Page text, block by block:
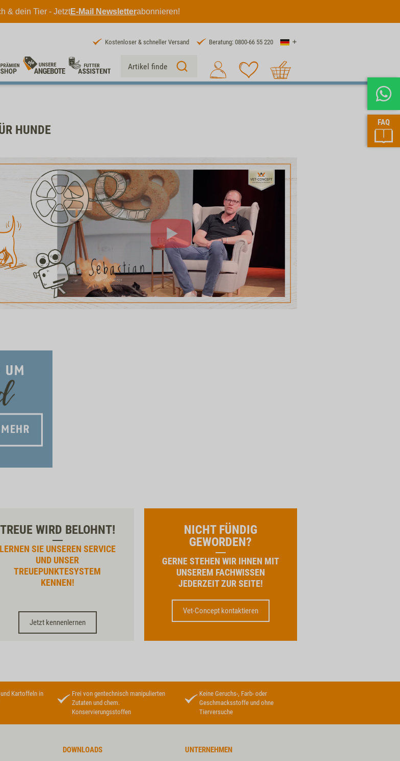
& dein Tier - JetztE-Mail Newsletterabonnieren!
FAQ
Kostenloser & schneller Versand Beratung: 0800-66 55 220 Land
Suche 1
HUNDE
TREUE WIRD BELOHNT!
LERNEN SIE UNSEREN SERVICE
UND UNSER
TREUEPUNKTESYSTEM
KENNEN!
Jetzt kennenlernen
NICHT FÜNDIG
GEWORDEN?
GERNE STEHEN WIR IHNEN MIT
UNSEREM FACHWISSEN
JEDERZEIT ZUR SEITE!
Vet-Concept kontaktieren
Kartoffeln in
Frei von gentechnisch manipulierten
Zutaten und chem.
Konservierungsstoffen
Keine Geruchs-, Farb- oder
Geschmacksstoffe und ohne
Tierversuche
DOWNLOADS
UNTERNEHMEN